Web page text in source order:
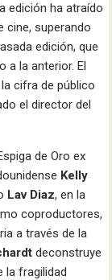
edición ha atraído
cine, superando
edición, que
a la anterior. El
cifra de público
el director del
de Oro ex
Kelly
Lav Diaz, en la
coproductores,
a través de la
deconstruye
la fragilidad